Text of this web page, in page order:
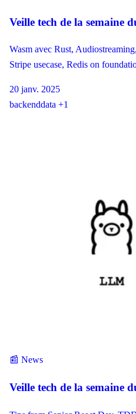
Veille tech de la semaine
Wasm avec Rust,
Stripe usecase, Redis on
20 janv. 2025
backenddata +1
📰 News
Veille tech de la semaine